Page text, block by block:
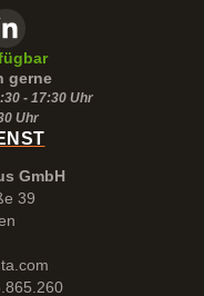
gerne
- 17:30 Uhr
Uhr
GmbH
39